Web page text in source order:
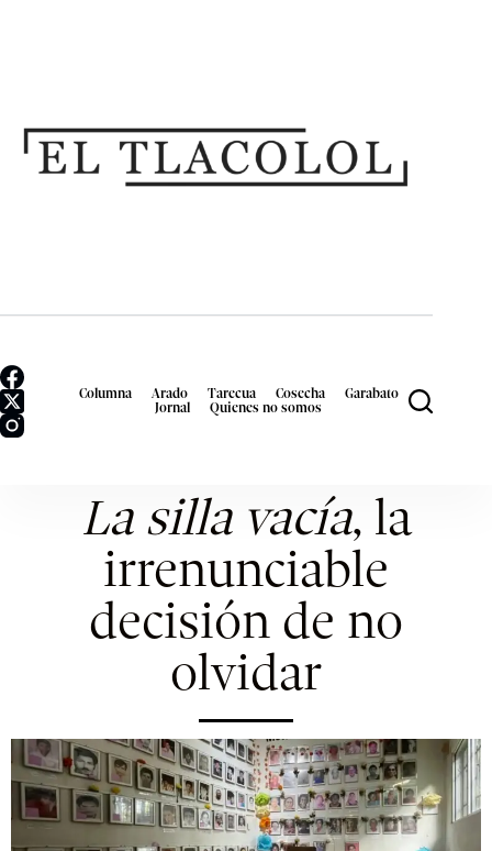
Columna Arado Tarecua Cosecha
Garabato
Jornal
Quienes no somos
La silla vacía, la
irrenunciable
decisión de no
olvidar